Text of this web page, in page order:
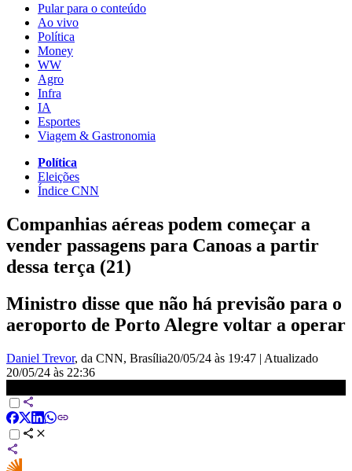
Pular para o conteúdo
Ao vivo
Política
Money
WW
Agro
Infra
IA
Esportes
Viagem & Gastronomia
Política
Eleições
Índice CNN
Companhias aéreas podem começar a
vender passagens para Canoas a partir
dessa terça (21)
Ministro disse que não há previsão para o
aeroporto de Porto Alegre voltar a operar
Daniel Trevor, da CNN, Brasília20/05/24 às 19:47 | Atualizado
20/05/24 às 22:36